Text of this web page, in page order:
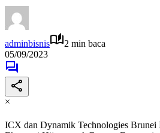
adminbisnis
2 min baca
05/09/2023
×
ICX dan Dynamik Technologies Brunei